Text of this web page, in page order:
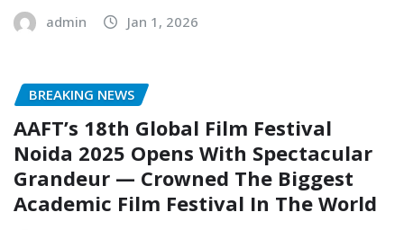
admin Jan 1, 2026
BREAKING NEWS
AAFT’s 18th Global Film Festival
Noida 2025 Opens With Spectacular
Grandeur — Crowned The Biggest
Academic Film Festival In The World